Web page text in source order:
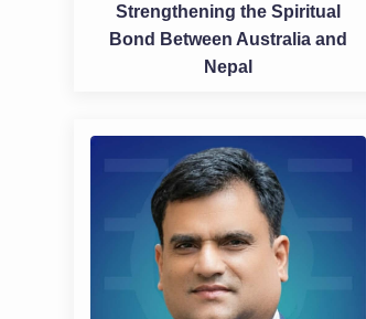
Strengthening the Spiritual
Bond Between Australia and
Nepal